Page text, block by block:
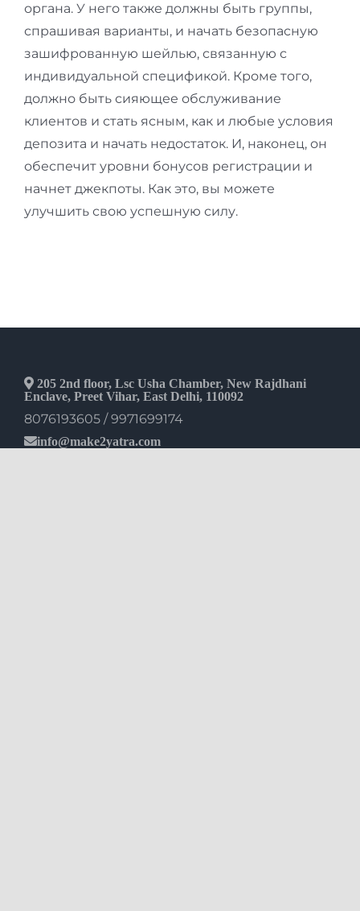
органа. У него также должны быть группы,
спрашивая варианты, и начать безопасную
зашифрованную шейлью, связанную с
индивидуальной спецификой. Кроме того,
должно быть сияющее обслуживание
клиентов и стать ясным, как и любые условия
депозита и начать недостаток. И, наконец, он
обеспечит уровни бонусов регистрации и
начнет джекпоты. Как это, вы можете
улучшить свою успешную силу.
205 2nd floor, Lsc Usha Chamber, New Rajdhani
Enclave, Preet Vihar, East Delhi, 110092
8076193605 / 9971699174
info@make2yatra.com